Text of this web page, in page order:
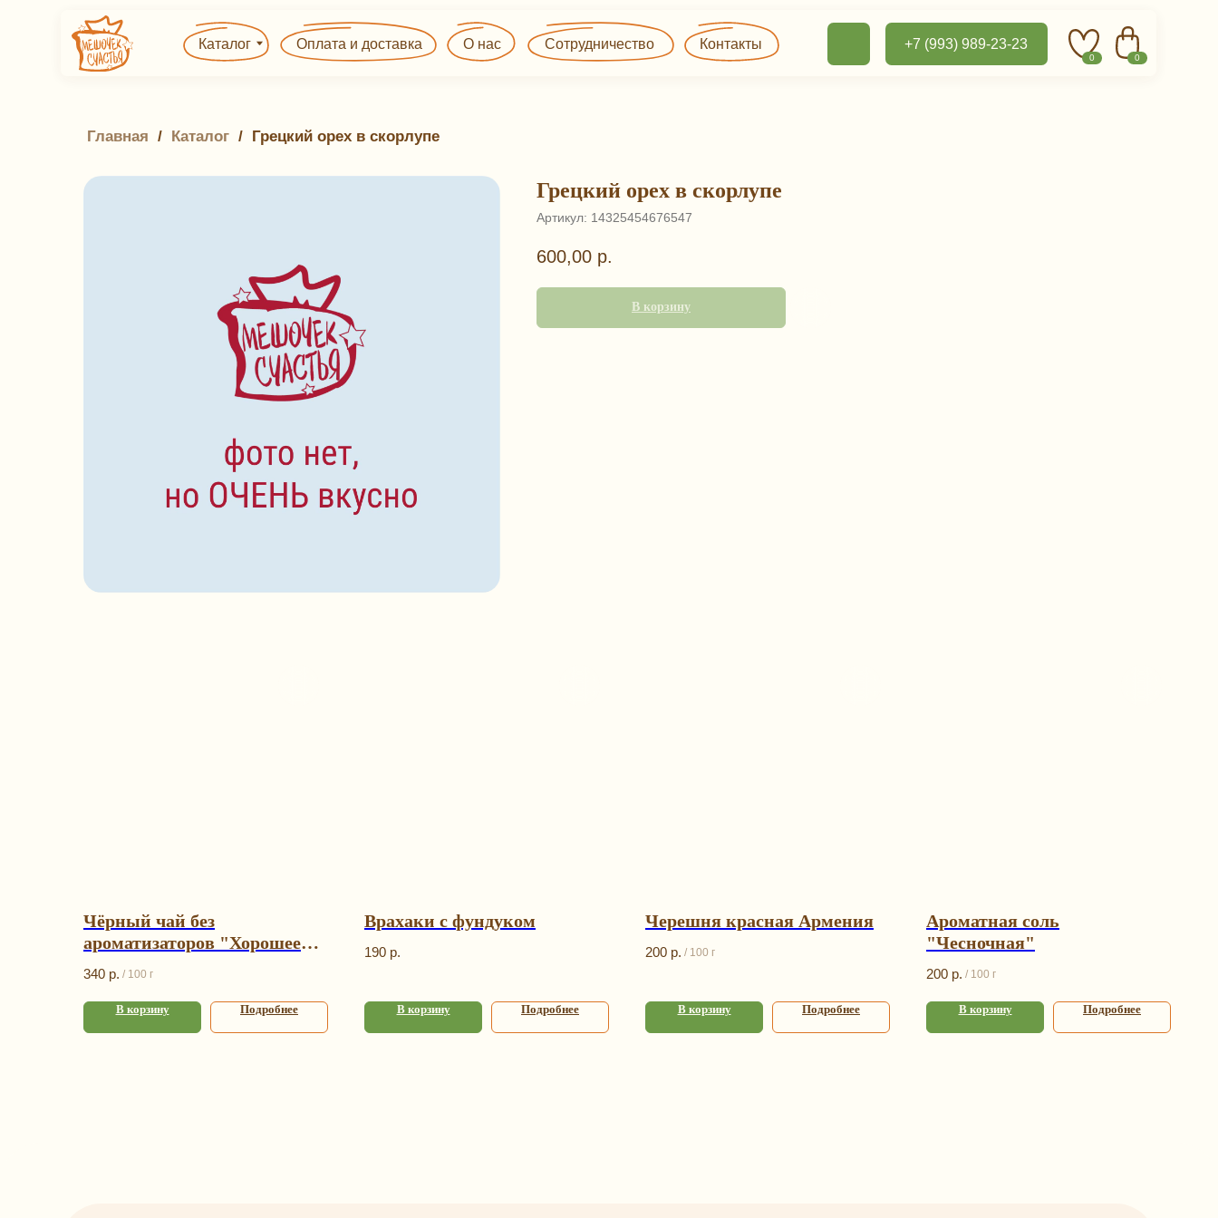
Каталог Оплата и доставка О нас Сотрудничество Контакты +7 (993) 989-23-23
0 0
Главная / Каталог / Грецкий орех в скорлупе
Грецкий орех в скорлупе
Артикул: 14325454676547
600,00 р.
В корзину
Чёрный чай без
ароматизаторов "Хорошее
настроение", Gutenberg 06
340 р. / 100 г
Подробнее
В корзину
Врахаки с фундуком
190 р.
Подробнее
В корзину
Черешня красная Армения
200 р. / 100 г
Подробнее
В корзину
Ароматная соль
"Чесночная"
200 р. / 100 г
Подробнее
В корзину